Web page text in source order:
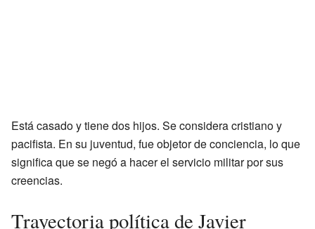
Está casado y tiene dos hijos. Se considera cristiano y
pacifista. En su juventud, fue objetor de conciencia, lo que
significa que se negó a hacer el servicio militar por sus
creencias.
Trayectoria política de Javier